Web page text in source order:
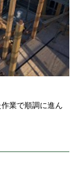
業で順調に進ん